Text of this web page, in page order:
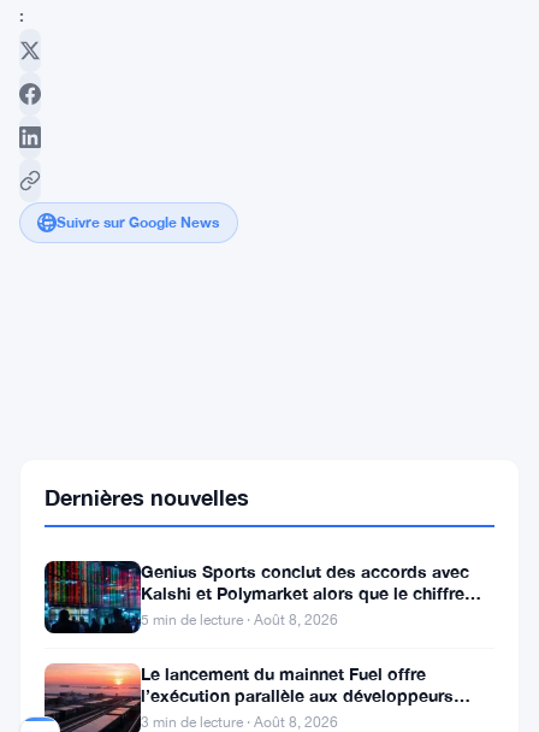
:
Suivre sur Google News
dollars
stabilité
financière
Dernières nouvelles
Genius Sports conclut des accords avec
Kalshi et Polymarket alors que le chiffre
d’affaires du T2 atteint
5 min de lecture · Août 8, 2026
Le lancement du mainnet Fuel offre
l’exécution parallèle aux développeurs
d’Ethereum
3 min de lecture · Août 8, 2026